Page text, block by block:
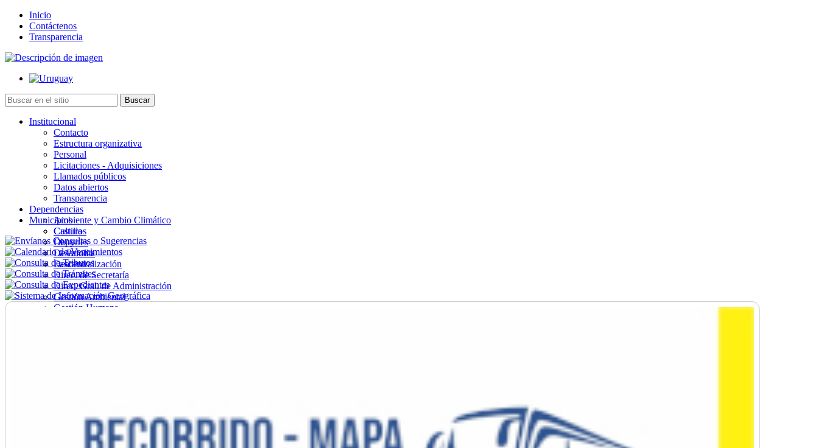
Inicio
Contáctenos
Transparencia
Institucional
Contacto
Estructura organizativa
Personal
Licitaciones - Adquisiciones
Llamados públicos
Datos abiertos
Transparencia
Dependencias
Ambiente y Cambio Climático
Cultura
Deportes
Desarrollo
Descentralización
Direc. de Secretaría
Direc. Gral. de Administración
Gestión Ambiental
Gestión Humana
Municipios
Castillos
Chuy
La Paloma
Lascano